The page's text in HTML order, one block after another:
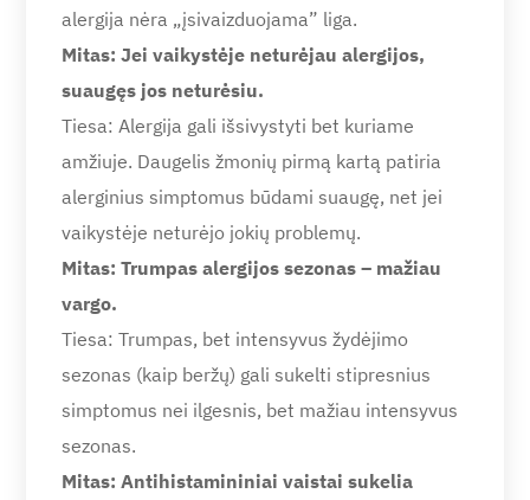
alergija nėra „įsivaizduojama” liga.
Mitas: Jei vaikystėje neturėjau alergijos,
suaugęs jos neturėsiu.
Tiesa: Alergija gali išsivystyti bet kuriame
amžiuje. Daugelis žmonių pirmą kartą patiria
alerginius simptomus būdami suaugę, net jei
vaikystėje neturėjo jokių problemų.
Mitas: Trumpas alergijos sezonas – mažiau
vargo.
Tiesa: Trumpas, bet intensyvus žydėjimo
sezonas (kaip beržų) gali sukelti stipresnius
simptomus nei ilgesnis, bet mažiau intensyvus
sezonas.
Mitas: Antihistamininiai vaistai sukelia